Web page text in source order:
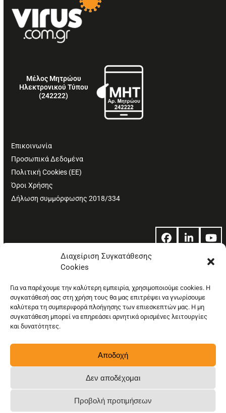
Διαχείριση Συγκατάθεσης
Cookies
Για να παρέχουμε την καλύτερη εμπειρία, χρησιμοποιούμε cookies. Η
συγκατάθεσή σας στη χρήση τους θα μας επιτρέψει να γνωρίσουμε
καλύτερα τη συμπεριφορά πλοήγησης των επιεσκεπτών μας. Η μη
συγκατάθεση μπορεί να επηρεάσει αρνητικά ορισμένες λειτουργίες
και δυνατότητες.
Αποδοχή
Δεν αποδέχομαι
Προβολή προτιμήσεων
Μέλος Μητρώου
Ηλεκτρονικού Τύπου
(242222)
Επικοινωνία
Προσωπικά Δεδομένα
Πολιτική Cookies (ΕΕ)
Όροι Χρήσης
Δήλωση συμμόρφωσης 2018/334
Facebook
LinkedIn
© Copyright: Ethos Media S.A.